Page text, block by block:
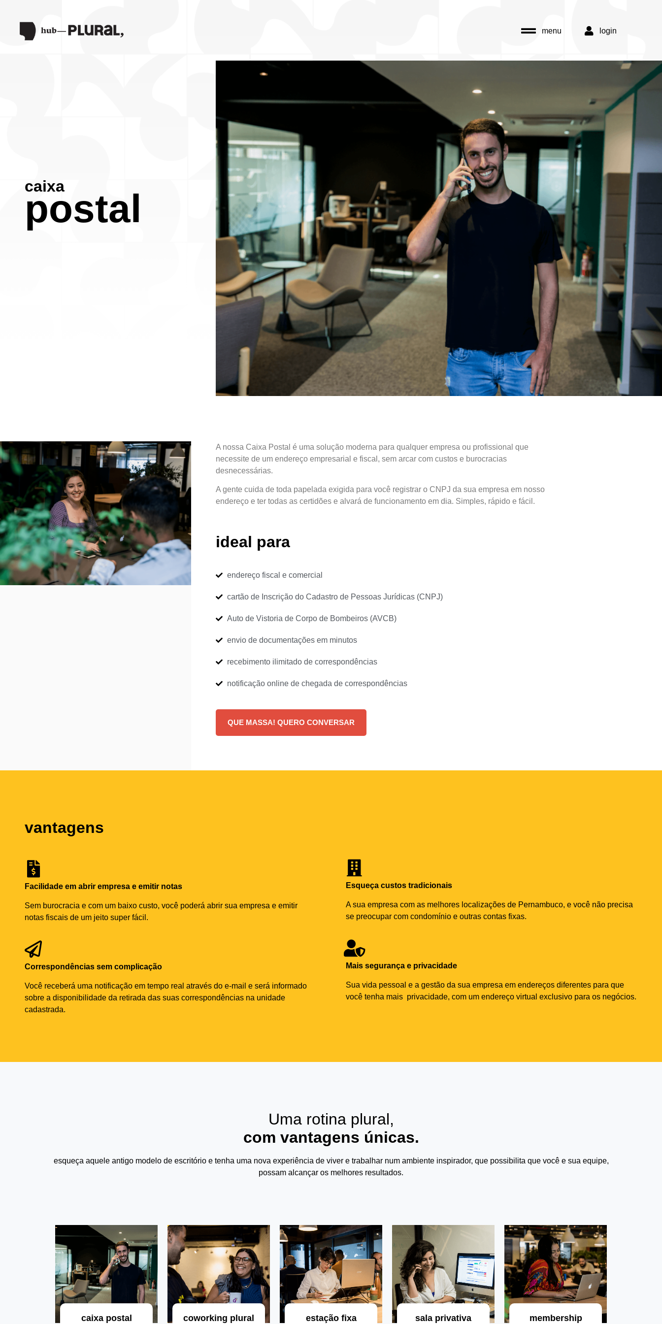
menu login
caixa
postal
A nossa Caixa Postal é uma solução moderna para qualquer empresa ou profissional que
necessite de um endereço empresarial e fiscal, sem arcar com custos e burocracias
desnecessárias.
A gente cuida de toda papelada exigida para você registrar o CNPJ da sua empresa em nosso
endereço e ter todas as certidões e alvará de funcionamento em dia. Simples, rápido e fácil.
ideal para
endereço fiscal e comercial
cartão de Inscrição do Cadastro de Pessoas Jurídicas (CNPJ)
Auto de Vistoria de Corpo de Bombeiros (AVCB)
envio de documentações em minutos
recebimento ilimitado de correspondências
notificação online de chegada de correspondências
QUE MASSA! QUERO CONVERSAR
vantagens
Facilidade em abrir empresa e emitir notas
Sem burocracia e com um baixo custo, você poderá abrir sua empresa e emitir
notas fiscais de um jeito super fácil.
Correspondências sem complicação
Você receberá uma notificação em tempo real através do e-mail e será informado
sobre a disponibilidade da retirada das suas correspondências na unidade
cadastrada.
Esqueça custos tradicionais
A sua empresa com as melhores localizações de Pernambuco, e você não precisa
se preocupar com condomínio e outras contas fixas.
Mais segurança e privacidade
Sua vida pessoal e a gestão da sua empresa em endereços diferentes para que
você tenha mais privacidade, com um endereço virtual exclusivo para os negócios.
Uma rotina plural,
com vantagens únicas.
esqueça aquele antigo modelo de escritório e tenha uma nova experiência de viver e trabalhar num ambiente inspirador, que possibilita que você e sua equipe,
possam alcançar os melhores resultados.
caixa postal coworking plural estação fixa sala privativa membership